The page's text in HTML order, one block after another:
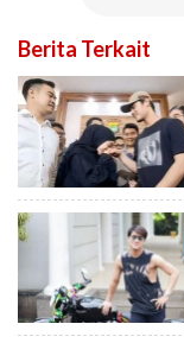
Berita Terkait